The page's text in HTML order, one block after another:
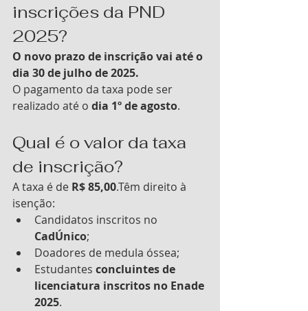
inscrições da PND
2025?
O novo prazo de inscrição vai até o
dia 30 de julho de 2025.
O pagamento da taxa pode ser
realizado até o dia 1º de agosto.
Qual é o valor da taxa
de inscrição?
A taxa é de R$ 85,00.Têm direito à
isenção:
Candidatos inscritos no
CadÚnico;
Doadores de medula óssea;
Estudantes concluintes de
licenciatura inscritos no Enade
2025.